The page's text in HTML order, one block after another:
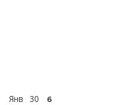
Янв 30 6